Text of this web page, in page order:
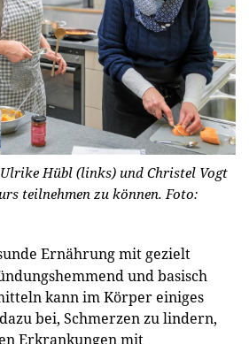
Hübl (links) und Christel Vogt
teilnehmen zu können. Foto:
Ernährung mit gezielt
und basisch
kann im Körper einiges
bei, Schmerzen zu lindern,
Erkrankungen mit